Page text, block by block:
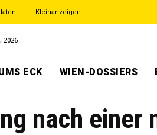
Kleinanzeigen
2026
ECK WIEN-DOSSIERS
nach einer